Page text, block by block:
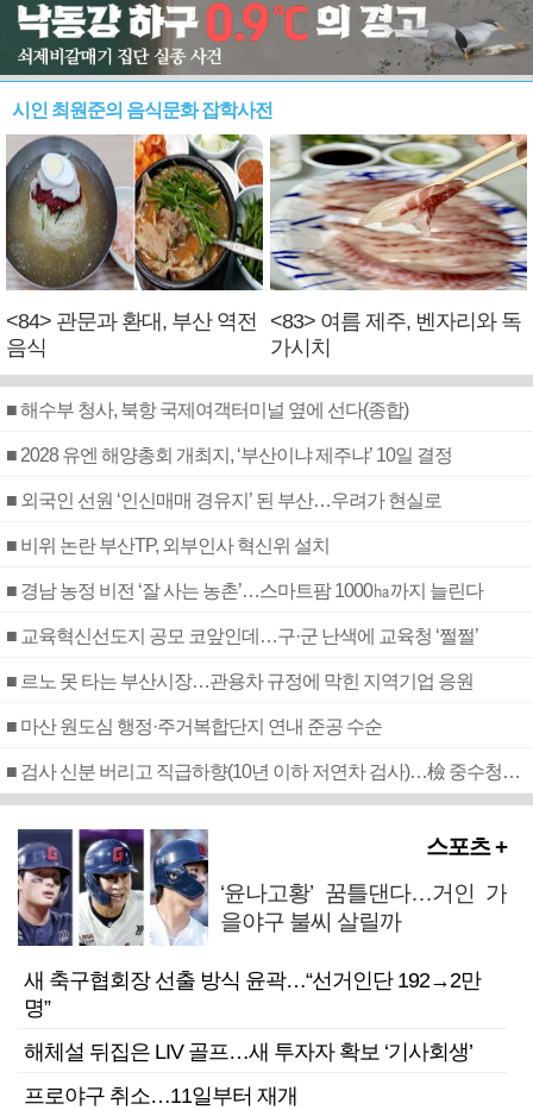
시인 최원준의 음식문화 잡학사전
<84> 관문과 환대, 부산 역전
음식
<83> 여름 제주, 벤자리와 독
가시치
■ 해수부 청사, 북항 국제여객터미널 옆에 선다(종합)
■ 2028 유엔 해양총회 개최지, ‘부산이냐 제주냐’ 10일 결정
■ 외국인 선원 ‘인신매매 경유지’ 된 부산…우려가 현실로
■ 비위 논란 부산TP, 외부인사 혁신위 설치
■ 경남 농정 비전 ‘잘 사는 농촌’…스마트팜 1000㏊까지 늘린다
■ 교육혁신선도지 공모 코앞인데…구·군 난색에 교육청 ‘쩔쩔’
■ 르노 못 타는 부산시장…관용차 규정에 막힌 지역기업 응원
■ 마산 원도심 행정·주거복합단지 연내 준공 수순
■ 검사 신분 버리고 직급하향(10년 이하 저연차 검사)…檢 중수청행 기피
스포츠 +
‘윤나고황’ 꿈틀댄다…거인 가
을야구 불씨 살릴까
새 축구협회장 선출 방식 윤곽…“선거인단 192→2만
명”
해체설 뒤집은 LIV 골프…새 투자자 확보 ‘기사회생’
프로야구 취소…11일부터 재개